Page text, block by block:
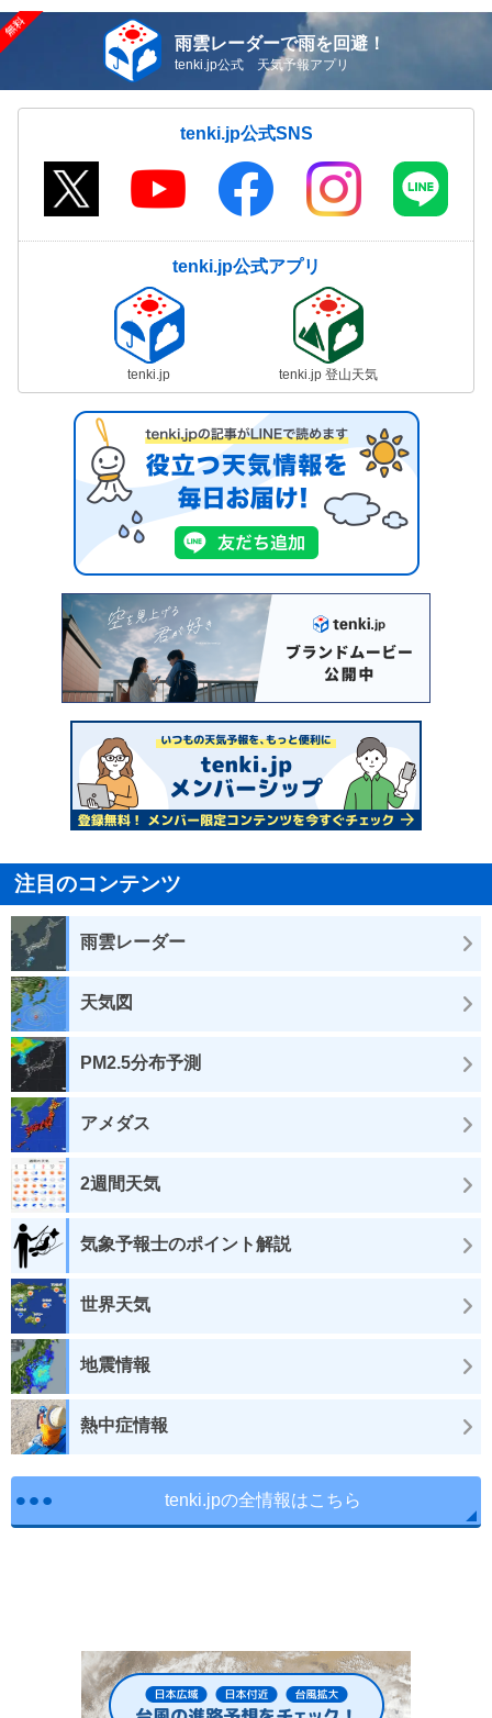
雨雲レーダーで雨を回避！
tenki.jp公式 天気予報アプリ
tenki.jp公式SNS
tenki.jp公式アプリ
tenki.jp tenki.jp 登山天気
注目のコンテンツ
雨雲レーダー
天気図
PM2.5分布予測
アメダス
2週間天気
気象予報士のポイント解説
世界天気
地震情報
熱中症情報
tenki.jpの全情報はこちら